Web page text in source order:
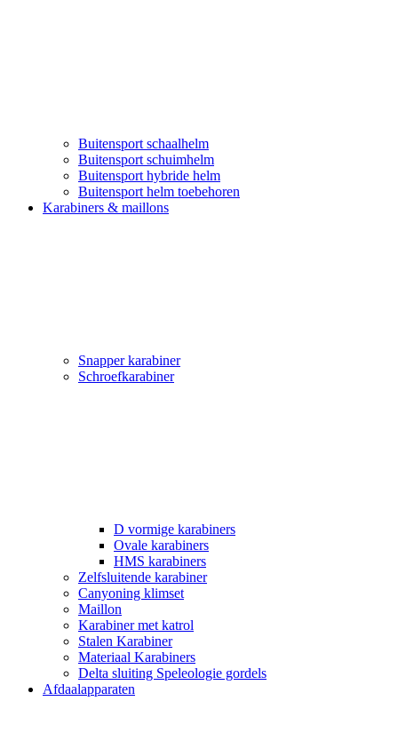
Buitensport schaalhelm
Buitensport schuimhelm
Buitensport hybride helm
Buitensport helm toebehoren
Karabiners & maillons
Snapper karabiner
Schroefkarabiner
D vormige karabiners
Ovale karabiners
HMS karabiners
Zelfsluitende karabiner
Canyoning klimset
Maillon
Karabiner met katrol
Stalen Karabiner
Materiaal Karabiners
Delta sluiting Speleologie gordels
Afdaalapparaten